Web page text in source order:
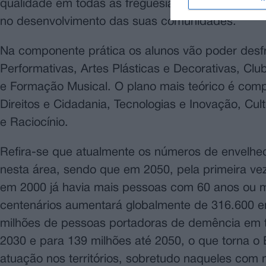
qualidade em todas as freguesias do concelho,
no desenvolvimento das suas comunidades.
Na componente prática os alunos vão poder
Performativas, Artes Plásticas e Decorativas,
e Formação Musical. O plano mais teórico é
Direitos e Cidadania, Tecnologias e Inovação,
e Raciocínio.
Refira-se que atualmente os números de
nesta área, sendo que em 2050, pela primeira
em 2000 já havia mais pessoas com 60 anos ou
centenários aumentará globalmente de 316.600
milhões de pessoas portadoras de demência
2030 e para 139 milhões até 2050, o que torna
atuação nos territórios, sobretudo naqueles com